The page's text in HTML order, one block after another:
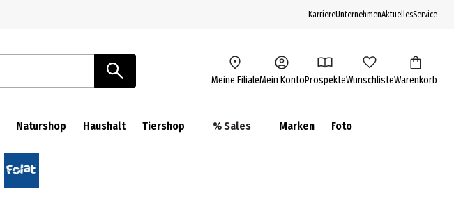
KarriereUnternehmenAktuellesService
Meine FilialeMein KontoProspekteWunschlisteWarenkorb
Naturshop Haushalt Tiershop % Sales Marken Foto